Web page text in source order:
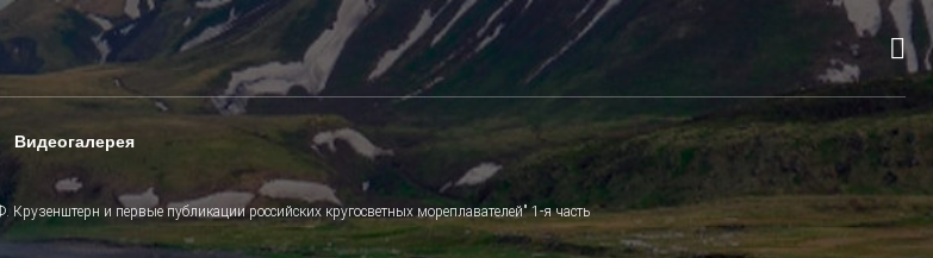
Видеогалерея
и первые публикации российских кругосветных мореплавателей" 1-я часть